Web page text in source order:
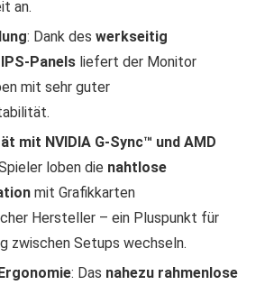
an.
: Dank des werkseitig
Panels liefert der Monitor
mit sehr guter
mit NVIDIA G-Sync™ und AMD
loben die nahtlose
mit Grafikkarten
Hersteller – ein Pluspunkt für
zwischen Setups wechseln.
: Das nahezu rahmenlose